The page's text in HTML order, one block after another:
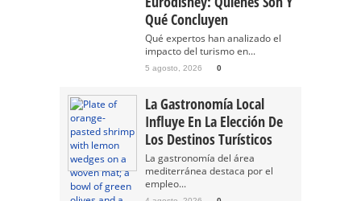
Qué Concluyen
Qué expertos han analizado el
impacto del turismo en...
5 agosto, 2026 0
La Gastronomía Local
Influye En La Elección De
Los Destinos Turísticos
La gastronomía del área
mediterránea destaca por el
empleo...